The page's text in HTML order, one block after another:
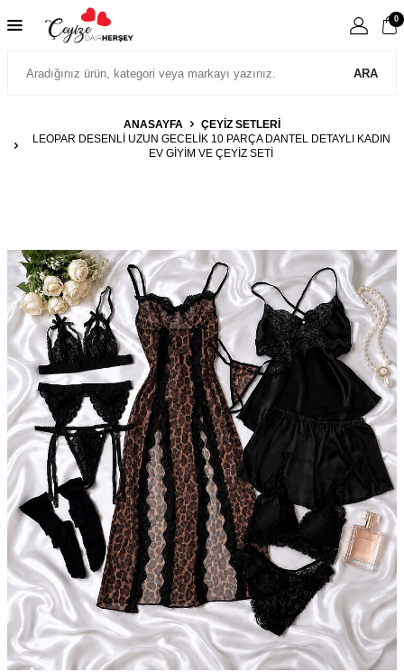
ARA
0
ANASAYFA
ÇEYİZ SETLERİ
LEOPAR DESENLI UZUN GECELIK 10 PARÇA DANTEL DETAYLI KADIN
EV GIYIM VE ÇEYIZ SETI